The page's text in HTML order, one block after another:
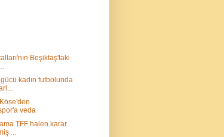
Beşiktaş'taki
kadın futbolunda
veda
TFF halen karar
...